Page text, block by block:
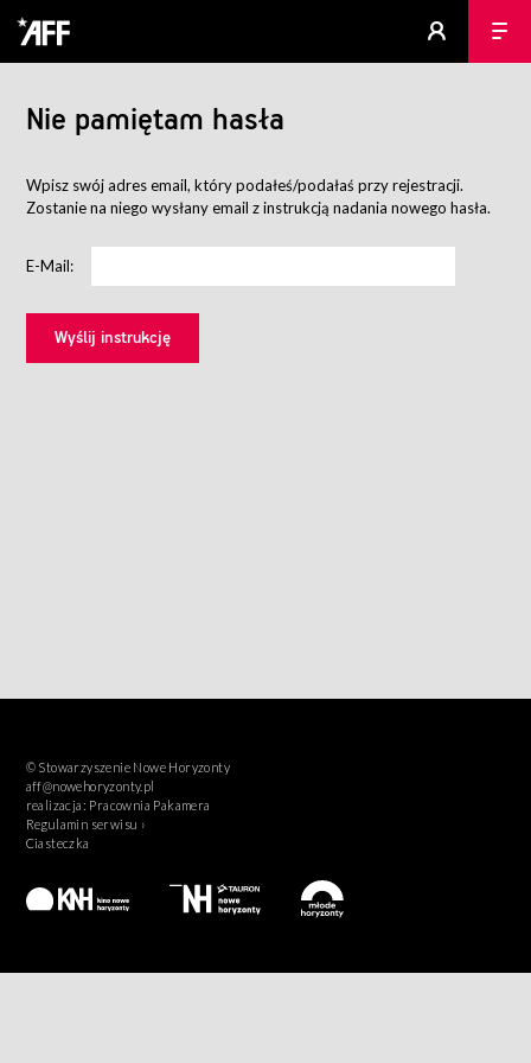
Nie pamiętam hasła
Wpisz swój adres email, który podałeś/podałaś przy rejestracji.
Zostanie na niego wysłany email z instrukcją nadania nowego hasła.
E-Mail:
© Stowarzyszenie Nowe Horyzonty
aff@nowehoryzonty.pl
realizacja: Pracownia Pakamera
Regulamin serwisu ›
Ciasteczka